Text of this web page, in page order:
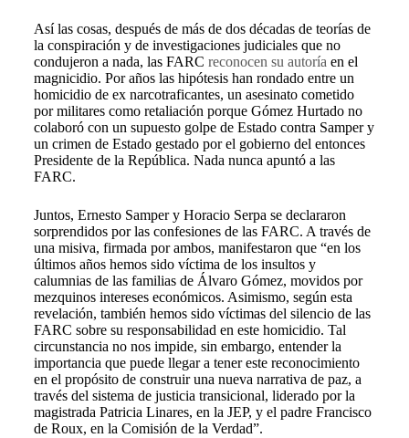
Así las cosas, después de más de dos décadas de teorías de
la conspiración y de investigaciones judiciales que no
condujeron a nada, las FARC reconocen su autoría en el
magnicidio. Por años las hipótesis han rondado entre un
homicidio de ex narcotraficantes, un asesinato cometido
por militares como retaliación porque Gómez Hurtado no
colaboró con un supuesto golpe de Estado contra Samper y
un crimen de Estado gestado por el gobierno del entonces
Presidente de la República. Nada nunca apuntó a las
FARC.
Juntos, Ernesto Samper y Horacio Serpa se declararon
sorprendidos por las confesiones de las FARC. A través de
una misiva, firmada por ambos, manifestaron que “en los
últimos años hemos sido víctima de los insultos y
calumnias de las familias de Álvaro Gómez, movidos por
mezquinos intereses económicos. Asimismo, según esta
revelación, también hemos sido víctimas del silencio de las
FARC sobre su responsabilidad en este homicidio. Tal
circunstancia no nos impide, sin embargo, entender la
importancia que puede llegar a tener este reconocimiento
en el propósito de construir una nueva narrativa de paz, a
través del sistema de justicia transicional, liderado por la
magistrada Patricia Linares, en la JEP, y el padre Francisco
de Roux, en la Comisión de la Verdad”.